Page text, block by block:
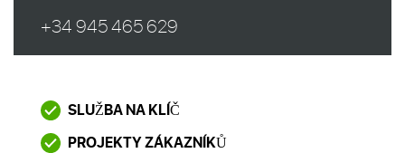
+34 945 465 629
SLUŽBA NA KLÍČ
PROJEKTY ZÁKAZNÍKŮ